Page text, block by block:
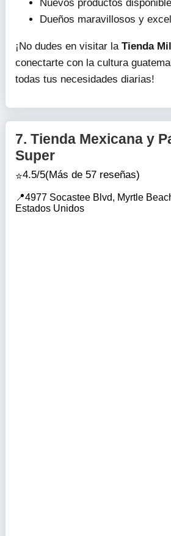
Nuevos productos
Dueños maravillosos y
¡No dudes en visitar la Tienda
conectarte con la cultura
todas tus necesidades diarias!
7. Tienda Mexicana y
Super
4.5/5(Más de 57 reseñas)
4977 Socastee Blvd, Myrtle
Estados Unidos